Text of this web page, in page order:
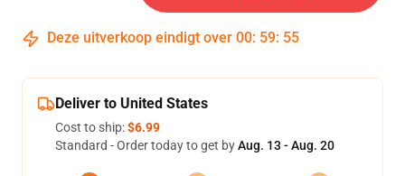
Deze uitverkoop eindigt over 00: 59: 54
Deliver to United States
Cost to ship:$6.99
Standard - Order today to get byAug. 13 - Aug. 20